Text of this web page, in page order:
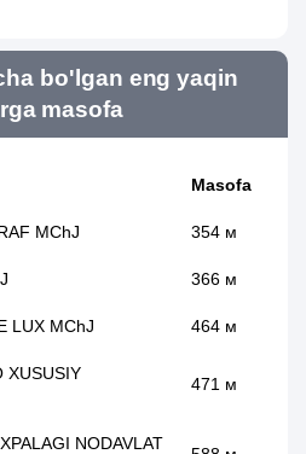
bo'lgan eng yaqin
masofa
Masofa
MChJ 354 м
366 м
LUX MChJ 464 м
XUSUSIY
471 м
NODAVLAT